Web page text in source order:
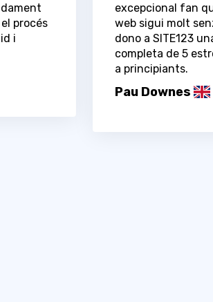
procés
i
excepcional fan
web sigui molt
dono a SITE123
completa de 5
a principiants.
Pau Downes